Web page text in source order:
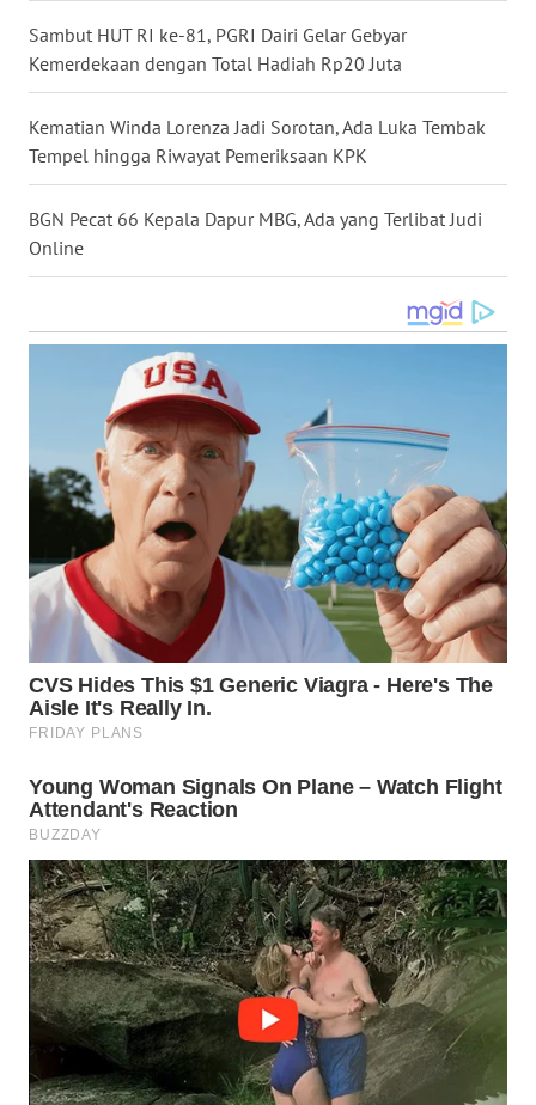
Sambut HUT RI ke-81, PGRI Dairi Gelar Gebyar
Kemerdekaan dengan Total Hadiah Rp20 Juta
Kematian Winda Lorenza Jadi Sorotan, Ada Luka Tembak
Tempel hingga Riwayat Pemeriksaan KPK
BGN Pecat 66 Kepala Dapur MBG, Ada yang Terlibat Judi
Online
WN
NUSANTARA
WN
JATIM
WN
KALTENG
WN
KALTARA
KALSEL
WN
WN
WN
GORONTALO
WN
SULUT
WN